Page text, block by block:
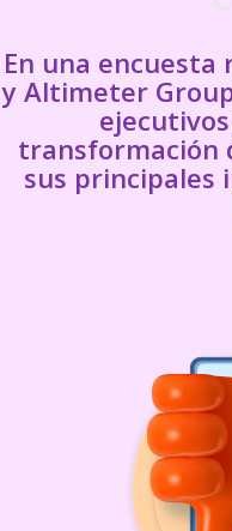
En una encuesta
y Altimeter
transformación
sus principales